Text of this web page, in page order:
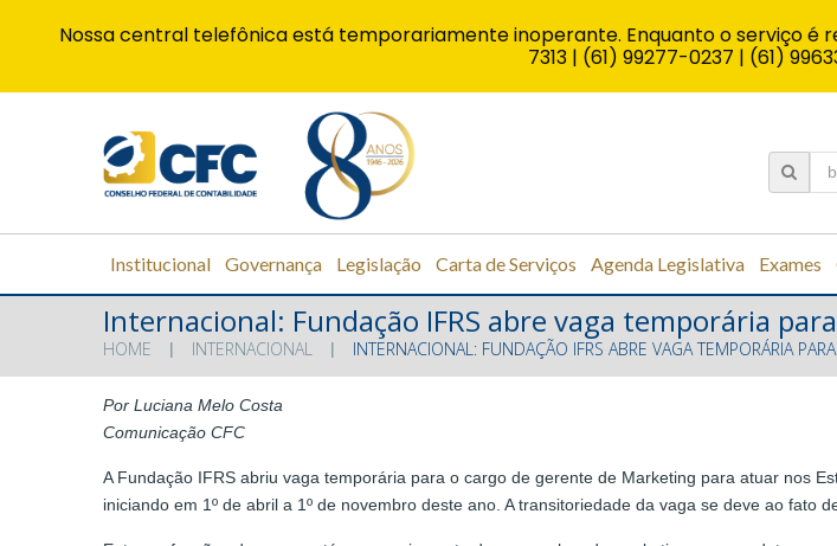
Institucional Governança Legislação Carta de Serviços Agenda Legislativa Exames
Internacional: Fundação IFRS abre vaga temporária
HOME INTERNACIONAL INTERNACIONAL: FUNDAÇÃO IFRS ABRE VAGA TEMPORÁRIA
Por Luciana Melo Costa
Comunicação CFC
A Fundação IFRS abriu vaga temporária para o cargo de gerente de Marketing para atuar nos
iniciando em 1º de abril a 1º de novembro deste ano. A transitoriedade da vaga se deve ao fato
Nossa central telefônica está temporariamente inoperante. Enquanto o serviço é
7313 | (61) 99277-0237 | (61)